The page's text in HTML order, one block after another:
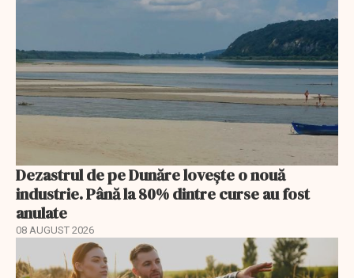
Dezastrul de pe Dunăre lovește o nouă
industrie. Până la 80% dintre curse au fost
anulate
08 AUGUST 2026